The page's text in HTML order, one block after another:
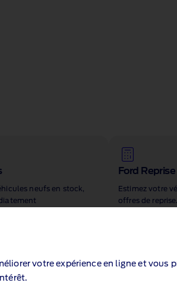
votre expérience en ligne et vous
neufs en stock,
Ford Reprise
Estimez votre
offres de reprise.